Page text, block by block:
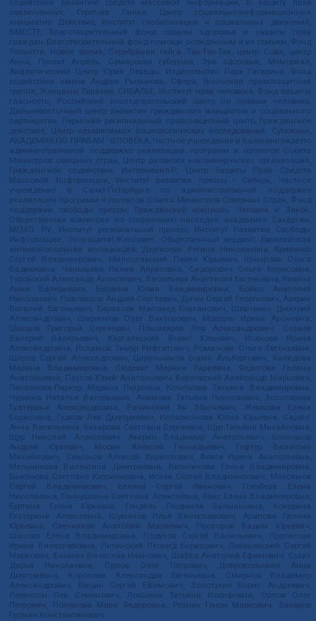
содействия развитию средств массовой информации, В защиту прав
заключенных, Горячая Линия, Центр социально-информационных
инициатив Действие, Институт глобализации и социальных движений,
ВМЕСТЕ, Благотворительный фонд охраны здоровья и защиты прав
граждан, Благотворительный фонд помощи осужденным и их семьям, Фонд
Тольятти, Новое время, Серебряная тайга, Так-Так-Так, центр Сова, центр
Анна, Проект Апрель, Самарская губерния, Эра здоровья, Мемориал,
Аналитический Центр Юрия Левады, Издательство Парк Гагарина, Фонд
содействия имени Андрея Рылькова, Сфера, Уральская правозащитная
группа, Женщины Евразии, СИБАЛЬТ, Институт прав человека, Фонд защиты
гласности, Российский исследовательский центр по правам человека,
Дальневосточный центр развития гражданских инициатив и социального
партнерства, Пермский региональный правозащитный центр, Гражданское
действие, Центр независимых социологических исследований, Сутяжник,
АКАДЕМИЯ ПО ПРАВАМ ЧЕЛОВЕКА, Частное учреждение в Калининграде по
административной поддержке реализации программ и проектов Совета
Министров северных стран, Центр развития некоммерческих организаций,
Гражданское содействие, Интернешнл-Р, Центр Защиты Прав Средств
Массовой Информации, Институт развития прессы - Сибирь, Частное
учреждение в Санкт-Петербурге по административной поддержке
реализации программ и проектов Совета Министров Северных Стран, Фонд
поддержки свободы прессы, Гражданский контроль, Человек и Закон,
Общественная комиссия по сохранению наследия академика Сахарова,
МЕМО. РУ, Институт региональной прессы, Институт Развития Свободы
Информации, Экозащита!-Женсовет, Общественный вердикт, Евразийская
антимонопольная ассоциация, Дзугкоева Регина Николаевна, Кривенко
Сергей Владимирович, Милославский Павел Юрьевич, Шнырова Ольга
Вадимовна, Чанышева Лилия Айратовна, Сидорович Ольга Борисовна,
Туровский Александр Алексеевич, Васильева Анастасия Евгеньевна, Ривина
Анна Валерьевна, Бурдина Юлия Владимировна, Бойко Анатолий
Николаевич, Пивоваров Андрей Сергеевич, Дугин Сергей Георгиевич, Аверин
Виталий Евгеньевич, Барахоев Магомед Бекханович, Шевченко Дмитрий
Александрович, Шарипков Олег Викторович, Мошель Ирина Ароновна,
Шведов Григорий Сергеевич, Пономарев Лев Александрович, Созаев
Валерий Валерьевич, Каргалицкий Борис Юльевич, Исакова Ирина
Александровна, Исламов Тимур Рифгатович, Романова Ольга Евгеньевна,
Щаров Сергей Алексадрович, Цирульников Борис Альбертович, Халидова
Марина Владимировна, Людевиг Марина Зариевна, Федотова Галина
Анатольевна, Паутов Юрий Анатольевич, Верховский Александр Маркович,
Пислакова-Паркер Марина Петровна, Кочеткова Татьяна Владимировна,
Чуркина Наталья Валерьевна, Акимова Татьяна Николаевна, Золотарева
Екатерина Александровна, Рачинский Ян Збигневич, Жемкова Елена
Борисовна, Гудков Лев Дмитриевич, Илларионова Юлия Юрьевна, Саранг
Анна Васильевна, Захарова Светлана Сергеевна, Щур Татьяна Михайловна,
Щур Николай Алексеевич, Аверин Владимир Анатольевич, Блинушов
Андрей Юрьевич, Мосин Алексей Геннадьевич, Гефтер Валентин
Михайлович, Симонов Алексей Кириллович, Флиге Ирина Анатольевна,
Мельникова Валентина Дмитриевна, Вититинова Елена Владимировна,
Баженова Светлана Куприяновна, Исаев Сергей Владимирович, Максимов
Сергей Владимирович, Беляев Сергей Иванович, Голубева Елена
Николаевна, Ганнушкина Светлана Алексеевна, Закс Елена Владимировна,
Буртина Елена Юрьевна, Гендель Людмила Залмановна, Кокорина
Екатерина Алексеевна, Шуманов Илья Вячеславович, Арапова Галина
Юрьевна, Свечников Анатолий Мариевич, Прохоров Вадим Юрьевич,
Шахова Елена Владимировна, Подузов Сергей Васильевич, Протасова
Ирина Вячеславовна, Литинский Леонид Борисович, Лукашевский Сергей
Маркович, Бахмин Вячеслав Иванович, Шабад Анатолий Ефимович, Сухих
Дарья Николаевна, Орлов Олег Петрович, Добровольская Анна
Дмитриевна, Королева Александра Евгеньевна, Смирнов Владимир
Александрович, Вицин Сергей Ефимович, Золотухин Борис Андреевич,
Левинсон Лев Семенович, Локшина Татьяна Иосифовна, Орлов Олег
Петрович, Полякова Мара Федоровна, Резник Генри Маркович, Захаров
Герман Константинович